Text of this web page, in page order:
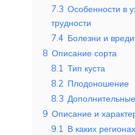
7.3 Особенности в
трудности
7.4 Болезни и
8 Описание сорта
8.1 Тип куста
8.2 Плодоношение
8.3
9 Описание и
9.1 В каких